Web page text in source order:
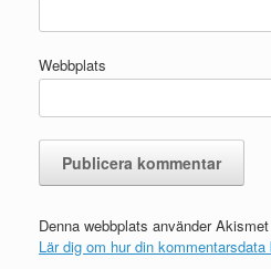
Webbplats
Denna webbplats använder
Lär dig om hur din kommentarsdata